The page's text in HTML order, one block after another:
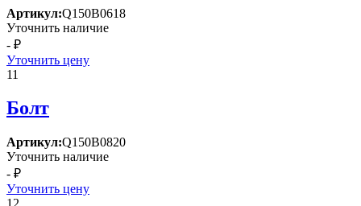
Артикул:Q150B0618
Уточнить наличие
- ₽
Уточнить цену
11
Болт
Артикул:Q150B0820
Уточнить наличие
- ₽
Уточнить цену